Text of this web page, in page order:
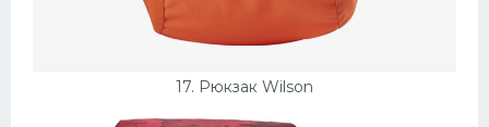
17. Рюкзак Wilson